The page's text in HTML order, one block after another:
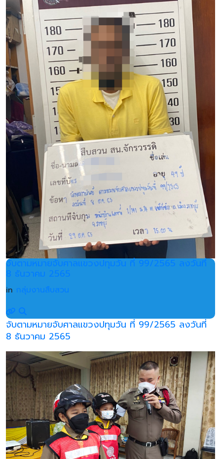
จับตามหมายจับศาลแขวงปทุมวัน ที่ 99/2565 ลงวันที่
8 ธันวาคม 2565
in กลุ่มงานสืบสวน
จับตามหมายจับศาลแขวงปทุมวัน ที่ 99/2565 ลงวันที่
8 ธันวาคม 2565